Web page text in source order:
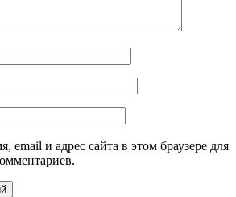
email и адрес сайта в этом браузере для